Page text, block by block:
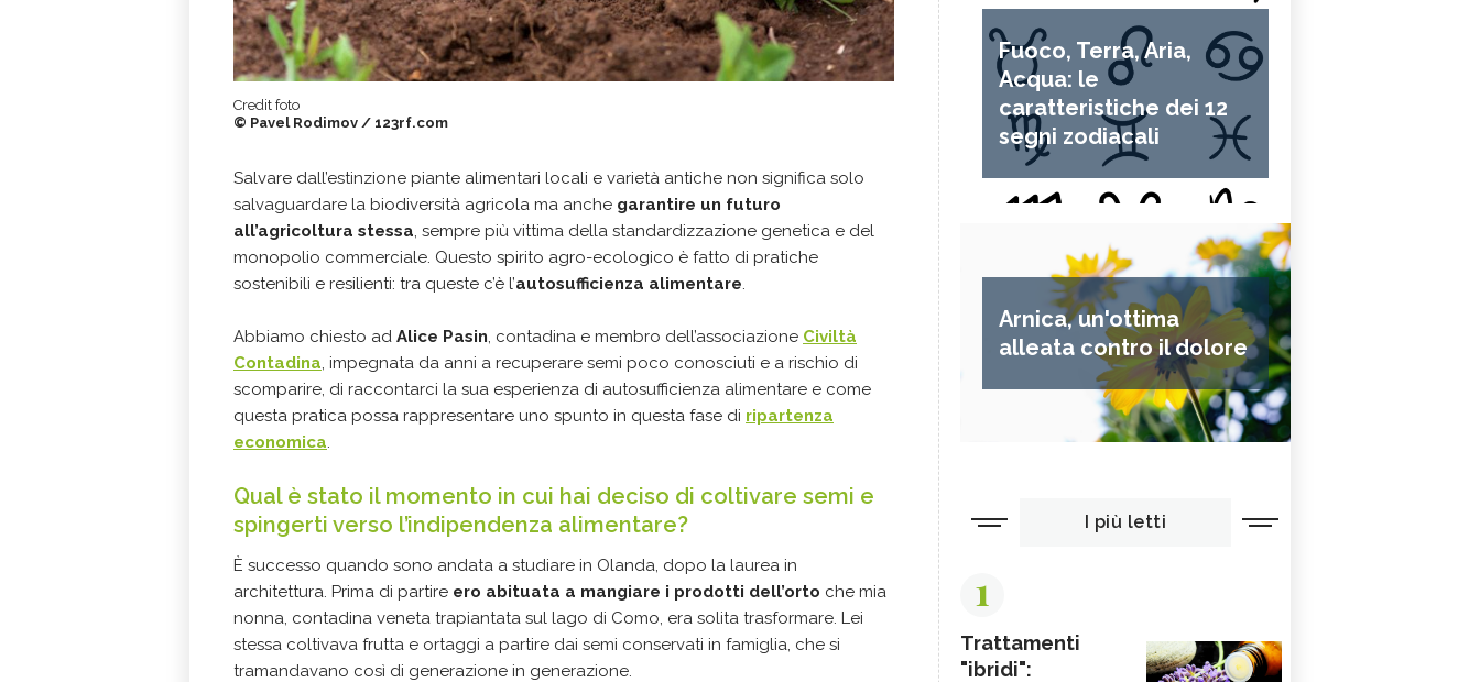
Credit foto
© Pavel Rodimov / 123rf.com
Salvare dall’estinzione piante alimentari locali e varietà antiche non significa solo
salvaguardare la biodiversità agricola ma anche garantire un futuro
all’agricoltura stessa, sempre più vittima della standardizzazione genetica e del
monopolio commerciale. Questo spirito agro-ecologico è fatto di pratiche
sostenibili e resilienti: tra queste c’è l’autosufficienza alimentare.
Abbiamo chiesto ad Alice Pasin, contadina e membro dell’associazione Civiltà
Contadina, impegnata da anni a recuperare semi poco conosciuti e a rischio di
scomparire, di raccontarci la sua esperienza di autosufficienza alimentare e come
questa pratica possa rappresentare uno spunto in questa fase di ripartenza
economica.
Qual è stato il momento in cui hai deciso di coltivare semi e
spingerti verso l’indipendenza alimentare?
È successo quando sono andata a studiare in Olanda, dopo la laurea in
architettura. Prima di partire ero abituata a mangiare i prodotti dell’orto che mia
nonna, contadina veneta trapiantata sul lago di Como, era solita trasformare. Lei
stessa coltivava frutta e ortaggi a partire dai semi conservati in famiglia, che si
tramandavano così di generazione in generazione.
Fuoco, Terra, Aria,
Acqua: le
caratteristiche dei 12
segni zodiacali
Arnica, un'ottima
alleata contro il dolore
I più letti
1
Trattamenti
"ibridi":